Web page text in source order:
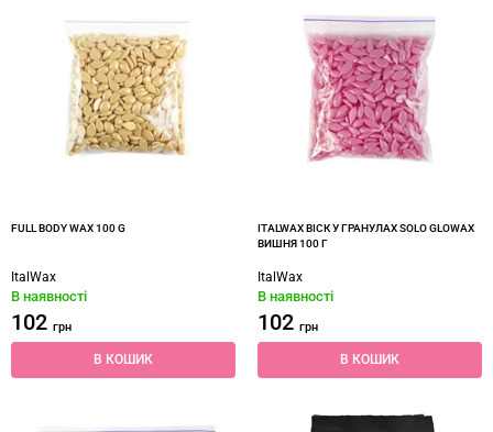
FULL BODY WAX 100 G
ItalWax
В наявності
102 грн
В КОШИК
ITALWAX ВІСК У ГРАНУЛАХ SOLO GLOWAX
ВИШНЯ 100 Г
ItalWax
В наявності
102 грн
В КОШИК